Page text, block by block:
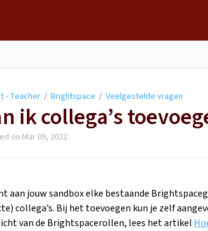
- Teacher / Brightspace / Veelgestelde vragen
ik collega’s
on Mar 09, 2022
aan jouw sandbox elke bestaande
collega’s. Bij het toevoegen kun je zelf
van de Brightspacerollen, lees het artikel